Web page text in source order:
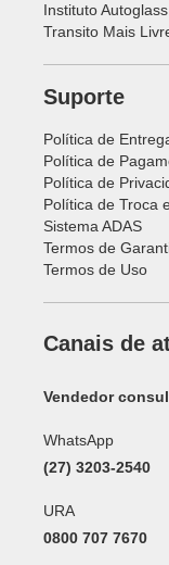
Instituto Autoglass
Transito Mais
Suporte
Política de
Política de
Política de
Política de Troca
Sistema ADAS
Termos de
Termos de Uso
Canais de
Vendedor
WhatsApp
(27) 3203-2540
URA
0800 707 7670